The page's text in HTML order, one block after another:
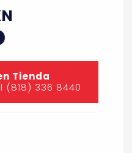
Tienda
(818) 336 8440